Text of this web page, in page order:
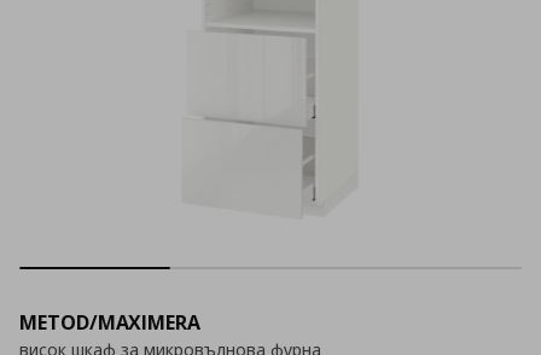
METOD/MAXIMERA
висок шкаф за микровълнова фурна